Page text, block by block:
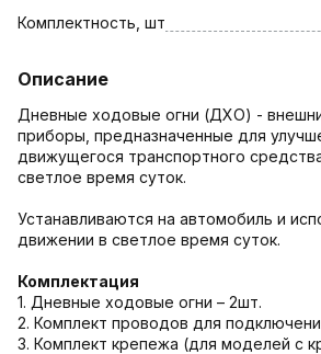
Комплектность, шт
Описание
Дневные ходовые огни (ДХО) -
приборы, предназначенные для
движущегося транспортного
светлое время суток.
Устанавливаются на автомобиль и
движении в светлое время суток.
Комплектация
1. Дневные ходовые огни – 2шт.
2. Комплект проводов для
3. Комплект крепежа (для моделей с